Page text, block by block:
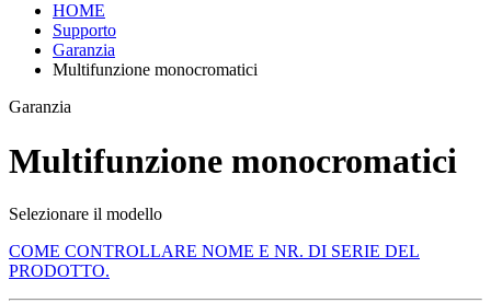
HOME
Supporto
Garanzia
Multifunzione monocromatici
Garanzia
Multifunzione monocromatici
Selezionare il modello
COME CONTROLLARE NOME E NR. DI SERIE DEL
PRODOTTO.